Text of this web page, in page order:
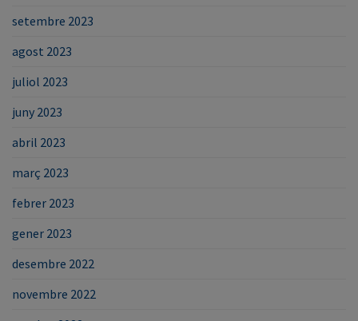
setembre 2023
agost 2023
juliol 2023
juny 2023
abril 2023
març 2023
febrer 2023
gener 2023
desembre 2022
novembre 2022